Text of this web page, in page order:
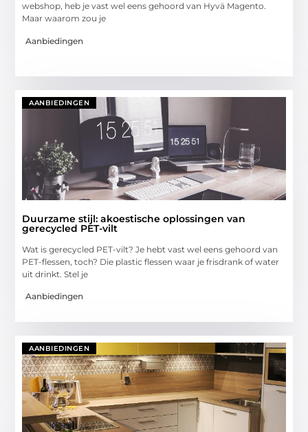
webshop, heb je vast wel eens gehoord van Hyvä Magento.
Maar waarom zou je
Aanbiedingen
AANBIEDINGEN
Duurzame stijl: akoestische oplossingen van
gerecycled PET-vilt
Wat is gerecycled PET-vilt? Je hebt vast wel eens gehoord van
PET-flessen, toch? Die plastic flessen waar je frisdrank of water
uit drinkt. Stel je
Aanbiedingen
AANBIEDINGEN